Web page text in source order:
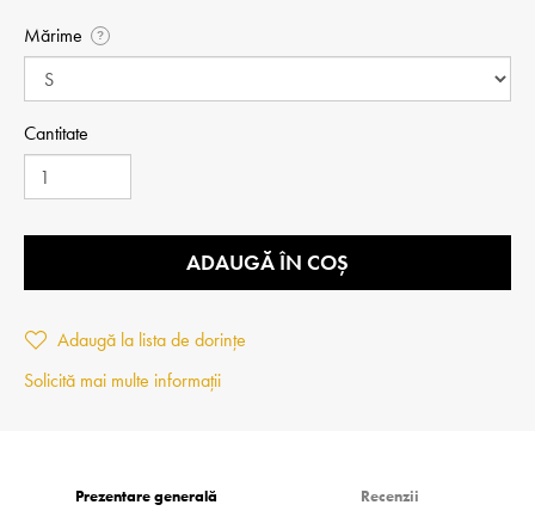
Mărime ?
Cantitate
ADAUGĂ ÎN COȘ
Adaugă la lista de dorințe
Solicită mai multe informații
Prezentare generală Recenzii